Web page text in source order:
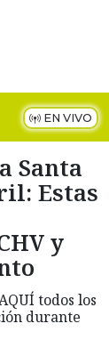
EN VIVO
Santa
Estas
y
todos los
durante